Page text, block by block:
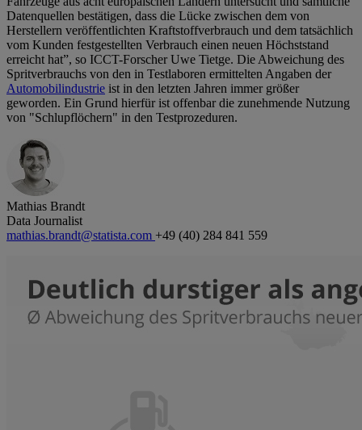
Datenquellen bestätigen, dass die Lücke zwischen dem von
Herstellern veröffentlichten Kraftstoffverbrauch und dem tatsächlich
vom Kunden festgestellten Verbrauch einen neuen Höchststand
erreicht hat”, so ICCT-Forscher Uwe Tietge. Die Abweichung des
Spritverbrauchs von den in Testlaboren ermittelten Angaben der
Automobilindustrie ist in den letzten Jahren immer größer
geworden. Ein Grund hierfür ist offenbar die zunehmende Nutzung
von "Schlupflöchern" in den Testprozeduren.
Mathias Brandt
Data Journalist
mathias.brandt@statista.com +49 (40) 284 841 559